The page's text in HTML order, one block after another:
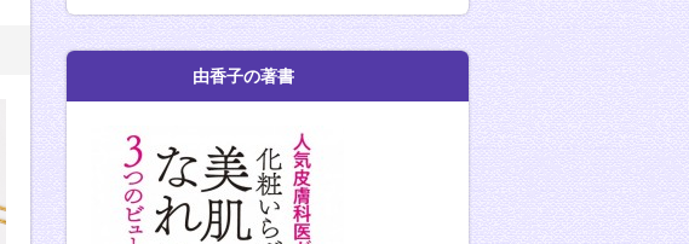
由香子の著書